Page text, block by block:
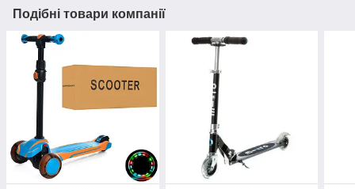
Подібні товари компанії